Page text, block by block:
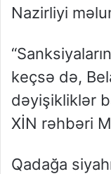
Nazirliyi
keçsə də,
dəyişikliklər
XİN rəhbəri
Qadağa